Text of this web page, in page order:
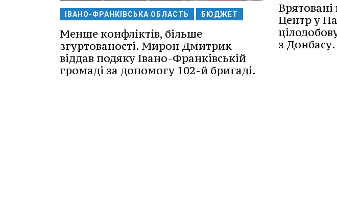
ІВАНО-ФРАНКІВСЬКА ОБЛАСТЬ БЮДЖЕТ
Менше конфліктів, більше
згуртованості. Мирон Дмитрик
віддав подяку Івано-Франківській
громаді за допомогу 102-й бригаді.
Врятовані
Центр у
з Донбасу.